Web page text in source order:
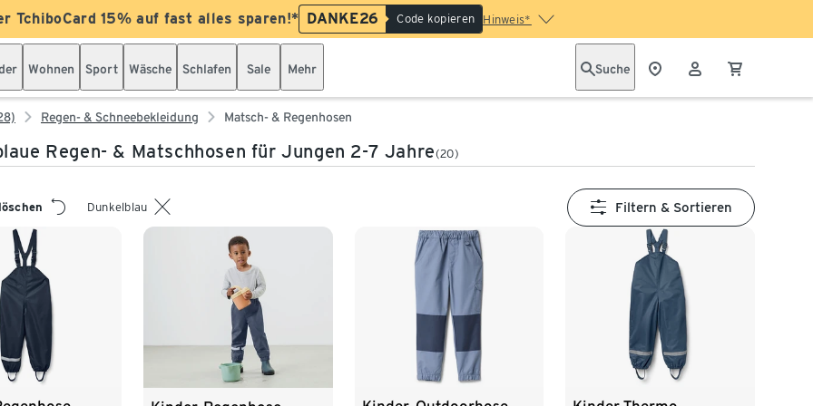
TchiboCard 15% auf fast alles sparen!* DANKE26 Code kopieren Hinweis*
Wohnen Sport Wäsche Schlafen Sale Mehr Suche
Regen- & Schneebekleidung Matsch- & Regenhosen
Regen- & Matschhosen für Jungen 2-7 Jahre(20)
Dunkelblau Filtern & Sortieren